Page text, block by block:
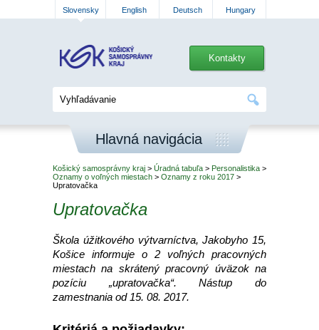
Slovensky English Deutsch Hungary
Kontakty
Hlavná navigácia
Košický samosprávny kraj > Úradná tabuľa > Personalistika >
Oznamy o voľných miestach > Oznamy z roku 2017 >
Upratovačka
Upratovačka
Škola úžitkového výtvarníctva, Jakobyho 15,
Košice informuje o 2 voľných pracovných
miestach na skrátený pracovný úväzok na
pozíciu „upratovačka“. Nástup do
zamestnania od 15. 08. 2017.